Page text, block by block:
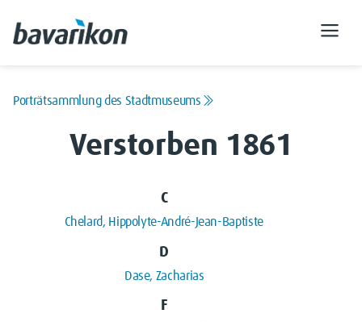
Porträtsammlung des Stadtmuseums
Verstorben 1861
C
Chelard, Hippolyte-André-Jean-Baptiste
D
Dase, Zacharias
F